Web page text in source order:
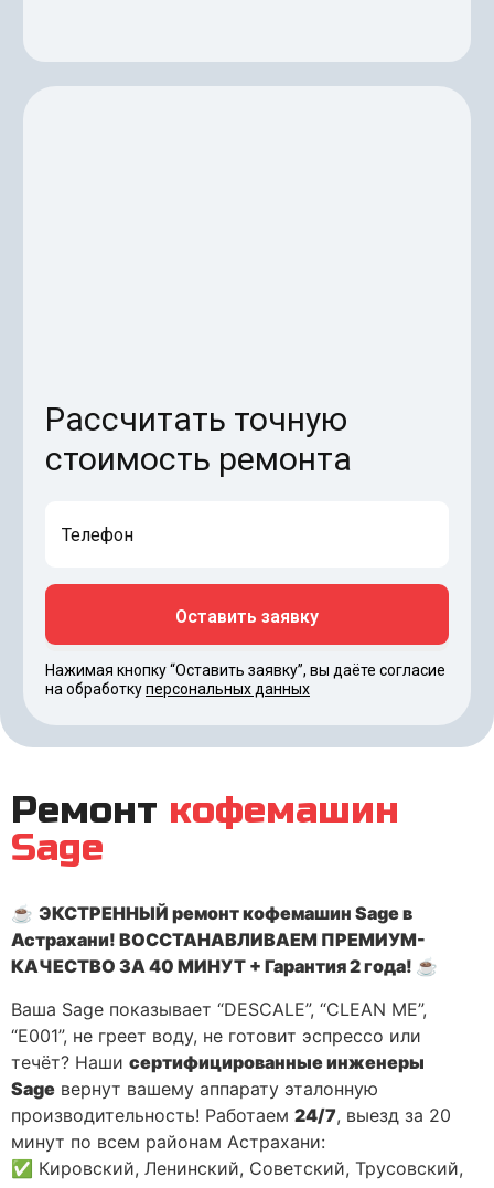
Рассчитать точную
стоимость ремонта
Нажимая кнопку “Оставить заявку”, вы даёте согласие
на обработкуперсональных данных
Ремонт кофемашин
Sage
☕ ЭКСТРЕННЫЙ ремонт кофемашин Sage в
Астрахани! ВОССТАНАВЛИВАЕМ ПРЕМИУМ-
КАЧЕСТВО ЗА 40 МИНУТ + Гарантия 2 года! ☕
Ваша Sage показывает “DESCALE”, “CLEAN ME”,
“E001”, не греет воду, не готовит эспрессо или
течёт? Наши сертифицированные инженеры
Sage вернут вашему аппарату эталонную
производительность! Работаем 24/7, выезд за 20
минут по всем районам Астрахани:
✅ Кировский, Ленинский, Советский, Трусовский,